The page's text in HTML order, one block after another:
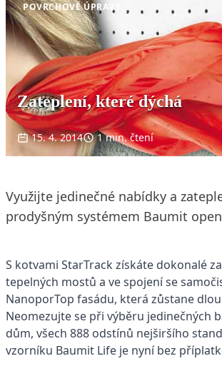
POVRCHOVÉ ÚPRAVY
Zateplení, které dýchá
15. 4. 2014 1 min. čtení
Využijte jedinečné nabídky a
prodyšným systémem Baumit
S kotvami StarTrack získáte dokonalé
tepelných mostů a ve spojení se
NanoporTop fasádu, která zůstane
Neomezujte se při výběru jedinečných
dům, všech 888 odstínů nejširšího
vzorníku Baumit Life je nyní bez